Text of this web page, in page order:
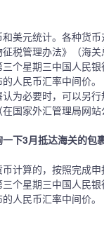
美元统计。各种货币
税管理办法》（海关
个星期三中国人民
人民币汇率中间价。
为必要时，可以另
国家外汇管理局网站
下3月抵达海关的
计算的，按照完成申
个星期三中国人民
人民币汇率中间价。